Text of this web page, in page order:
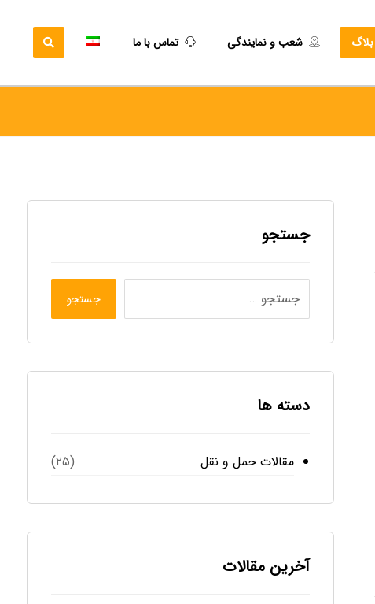
بلاگ شعب و نمایندگی تماس با ما
جستجو
جستجو
دسته ها
مقالات حمل و نقل (۲۵)
آخرین مقالات